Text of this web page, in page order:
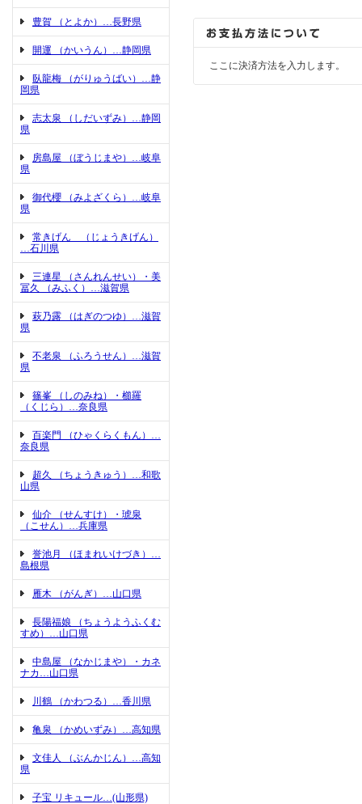
豊賀 （とよか）…長野県
開運 （かいうん）…静岡県
臥龍梅 （がりゅうばい）…静
岡県
志太泉 （しだいずみ）…静岡
県
房島屋 （ぼうじまや）…岐阜
県
御代櫻 （みよざくら）…岐阜
県
常きげん （じょうきげん）
…石川県
三連星 （さんれんせい）・美
冨久 （みふく）…滋賀県
萩乃露 （はぎのつゆ）…滋賀
県
不老泉 （ふろうせん）…滋賀
県
篠峯 （しのみね）・櫛羅
（くじら）…奈良県
百楽門 （ひゃくらくもん）…
奈良県
超久 （ちょうきゅう）…和歌
山県
仙介 （せんすけ）・琥泉
（こせん）…兵庫県
誉池月 （ほまれいけづき）…
島根県
雁木 （がんぎ）…山口県
長陽福娘 （ちょうようふくむ
すめ）…山口県
中島屋 （なかじまや）・カネ
ナカ…山口県
川鶴 （かわつる）…香川県
亀泉 （かめいずみ）…高知県
文佳人 （ぶんかじん）…高知
県
子宝 リキュール…(山形県)
ここに決済方法を入力します。